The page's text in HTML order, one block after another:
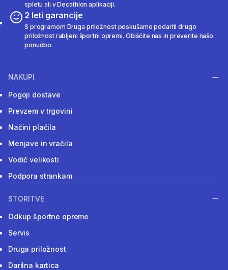
spletu ali v Decathlon aplikaciji.
2 leti garancije
S programom Druga priložnost poskušamo podariti drugo
priložnost rabljeni športni opremi. Obiščite nas in preverite našo
ponudbo.
NAKUPI
Pogoji dostave
Prevzem v trgovini
Načini plačila
Menjave in vračila
Vodič velikosti
Podpora strankam
STORITVE
Odkup športne opreme
Servis
Druga priložnost
Darilna kartica